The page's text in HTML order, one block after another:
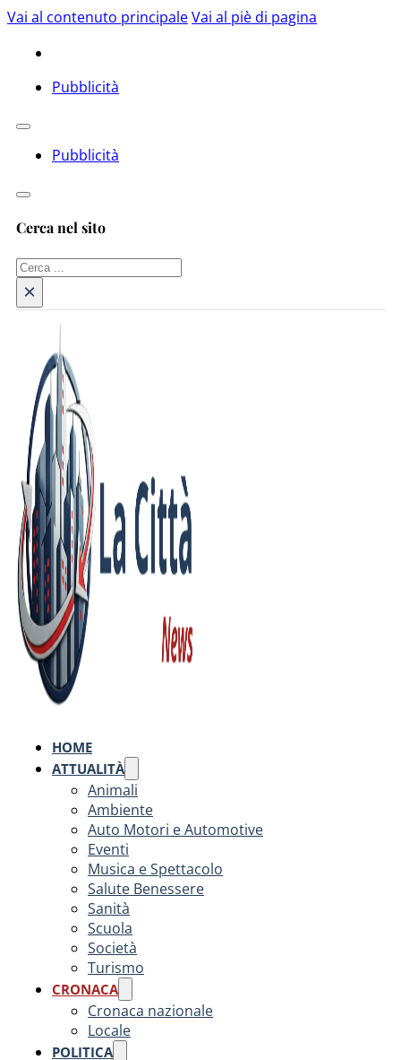
Vai al contenuto principaleVai al piè di pagina
Pubblicità
Pubblicità
Cerca nel sito
Cerca
×
HOME
ATTUALITÀ
Animali
Ambiente
Auto Motori e Automotive
Eventi
Musica e Spettacolo
Salute Benessere
Sanità
Scuola
Società
Turismo
CRONACA
Cronaca nazionale
Locale
POLITICA